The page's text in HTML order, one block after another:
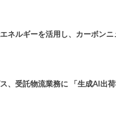
ネルギーを活用し、カーボン
、受託物流業務に 「生成AI出荷